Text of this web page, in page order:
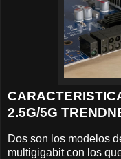
2.5G/5G
Dos son los modelos
multigigabit con los